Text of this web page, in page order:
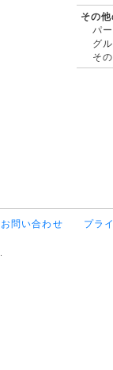
その
パ
グ
そ
お問い合わせ プラ